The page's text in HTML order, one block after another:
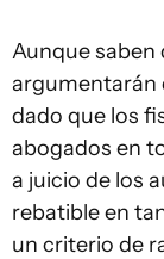
Aunque saben
argumentarán
dado que los
abogados en
a juicio de los
rebatible en
un criterio de